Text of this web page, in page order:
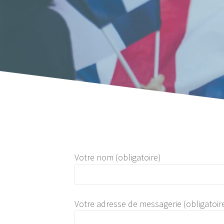
Votre nom (obligatoire)
Votre adresse de messagerie